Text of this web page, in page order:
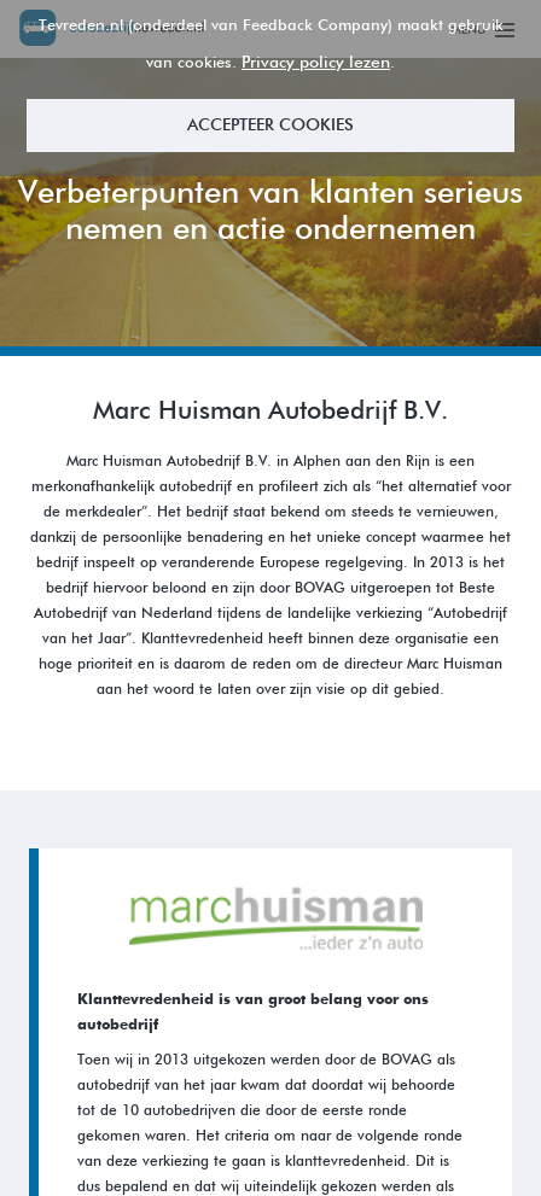
Tevreden.nl (onderdeel van Feedback Company) maakt gebruik
van cookies.Privacy policy lezen.
ACCEPTEER COOKIES
MENU
Verbeterpunten van klanten serieus
nemen en actie ondernemen
Marc Huisman Autobedrijf B.V.
Marc Huisman Autobedrijf B.V. in Alphen aan den Rijn is een
merkonafhankelijk autobedrijf en profileert zich als “het alternatief voor
de merkdealer”. Het bedrijf staat bekend om steeds te vernieuwen,
dankzij de persoonlijke benadering en het unieke concept waarmee het
bedrijf inspeelt op veranderende Europese regelgeving. In 2013 is het
bedrijf hiervoor beloond en zijn door BOVAG uitgeroepen tot Beste
Autobedrijf van Nederland tijdens de landelijke verkiezing “Autobedrijf
van het Jaar”. Klanttevredenheid heeft binnen deze organisatie een
hoge prioriteit en is daarom de reden om de directeur Marc Huisman
aan het woord te laten over zijn visie op dit gebied.
Klanttevredenheid is van groot belang voor ons
autobedrijf
Toen wij in 2013 uitgekozen werden door de BOVAG als
autobedrijf van het jaar kwam dat doordat wij behoorde
tot de 10 autobedrijven die door de eerste ronde
gekomen waren. Het criteria om naar de volgende ronde
van deze verkiezing te gaan is klanttevredenheid. Dit is
dus bepalend en dat wij uiteindelijk gekozen werden als